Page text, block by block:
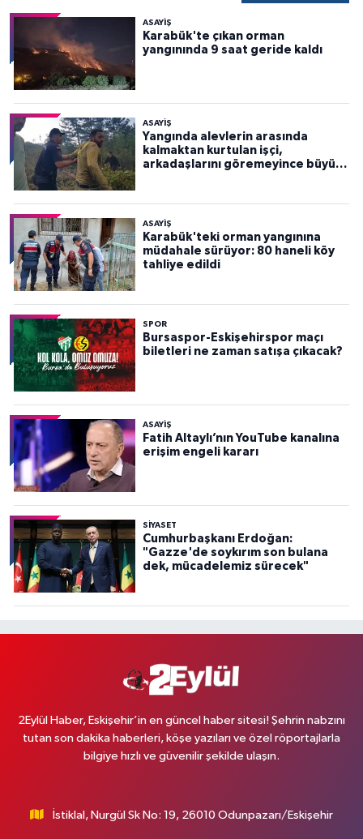
ASAYİŞ
Karabük'te çıkan orman
yangınında 9 saat geride kaldı
ASAYİŞ
Yangında alevlerin arasında
kalmaktan kurtulan işçi,
arkadaşlarını göremeyince büyük
ASAYİŞ
Karabük'teki orman yangınına
müdahale sürüyor: 80 haneli köy
tahliye edildi
SPOR
Bursaspor-Eskişehirspor maçı
biletleri ne zaman satışa çıkacak?
ASAYİŞ
Fatih Altaylı’nın YouTube kanalına
erişim engeli kararı
SİYASET
Cumhurbaşkanı Erdoğan:
"Gazze'de soykırım son bulana
dek, mücadelemiz sürecek"
2Eylül Haber, Eskişehir’in en güncel haber sitesi! Şehrin nabzını
tutan son dakika haberleri, köşe yazıları ve özel röportajlarla
bilgiye hızlı ve güvenilir şekilde ulaşın.
İstiklal, Nurgül Sk No: 19, 26010 Odunpazarı/Eskişehir